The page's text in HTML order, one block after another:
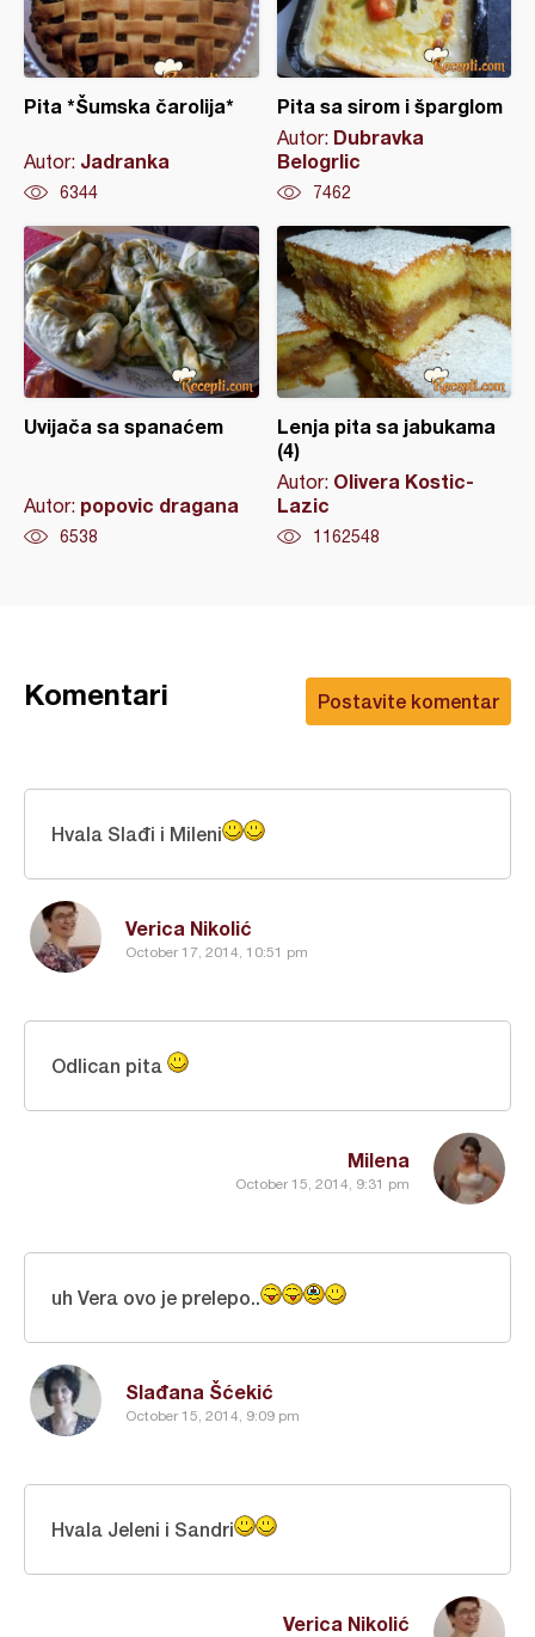
Pita *Šumska čarolija*
Autor: Jadranka
6344
Pita sa sirom i šparglom
Autor: Dubravka
Belogrlic
7462
Uvijača sa spanaćem
Autor: popovic dragana
6538
Lenja pita sa jabukama
(4)
Autor: Olivera Kostic-
Lazic
1162548
Postavite komentar
Komentari
Verica Nikolić
October 17, 2014, 10:51 pm
Hvala Slađi i Mileni
Milena
October 15, 2014, 9:31 pm
Odlican pita
Slađana Šćekić
October 15, 2014, 9:09 pm
uh Vera ovo je prelepo..
Verica Nikolić
Hvala Jeleni i Sandri